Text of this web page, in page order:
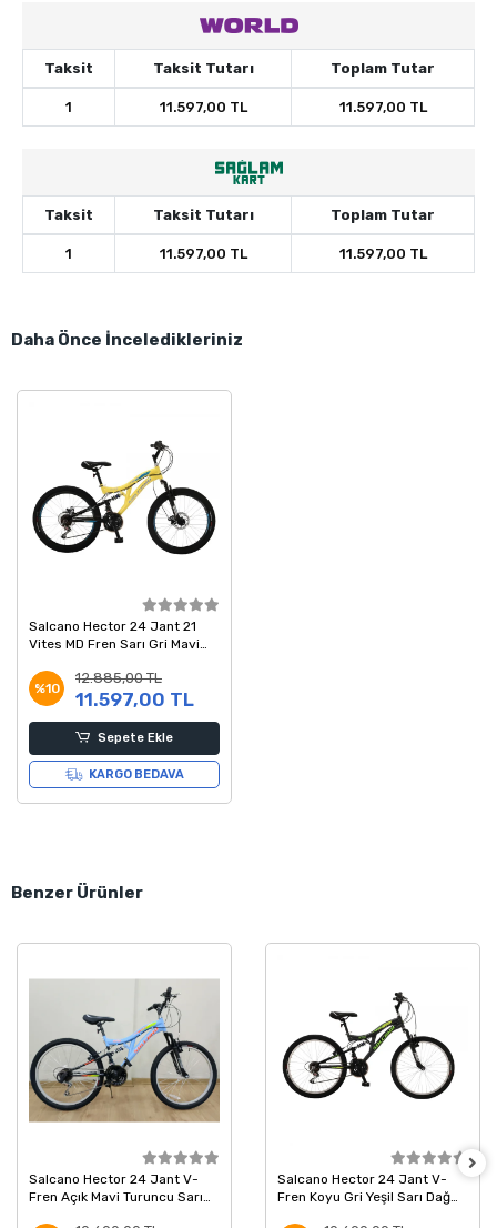
Taksit Taksit Tutarı Toplam Tutar
1 11.597,00 TL 11.597,00 TL
Taksit Taksit Tutarı Toplam Tutar
1 11.597,00 TL 11.597,00 TL
Daha Önce İnceledikleriniz
Salcano Hector 24 Jant 21
Vites MD Fren Sarı Gri Mavi
%10
12.885,00 TL
11.597,00 TL
Sepete Ekle
KARGO BEDAVA
Benzer Ürünler
Salcano Hector 24 Jant V-
Fren Açık Mavi Turuncu Sarı
Salcano Hector 24 Jant V-
Fren Koyu Gri Yeşil Sarı Dağ